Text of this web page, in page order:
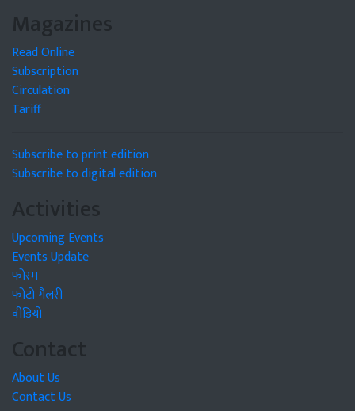
Magazines
Read Online
Subscription
Circulation
Tariff
Subscribe to print edition
Subscribe to digital edition
Activities
Upcoming Events
Events Update
फोरम
फोटो गैलरी
वीडियो
Contact
About Us
Contact Us